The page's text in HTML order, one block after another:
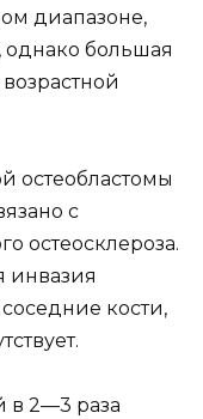
диапазоне,
однако большая
остеобластомы
с
остеосклероза.
инвазия
кости,
в 2—3 раза